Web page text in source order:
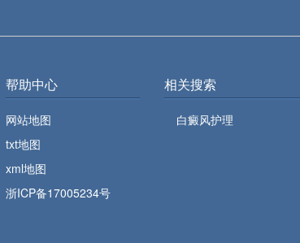
帮助中心
网站地图
txt地图
xml地图
浙ICP备17005234号
相关搜索
白癜风护理